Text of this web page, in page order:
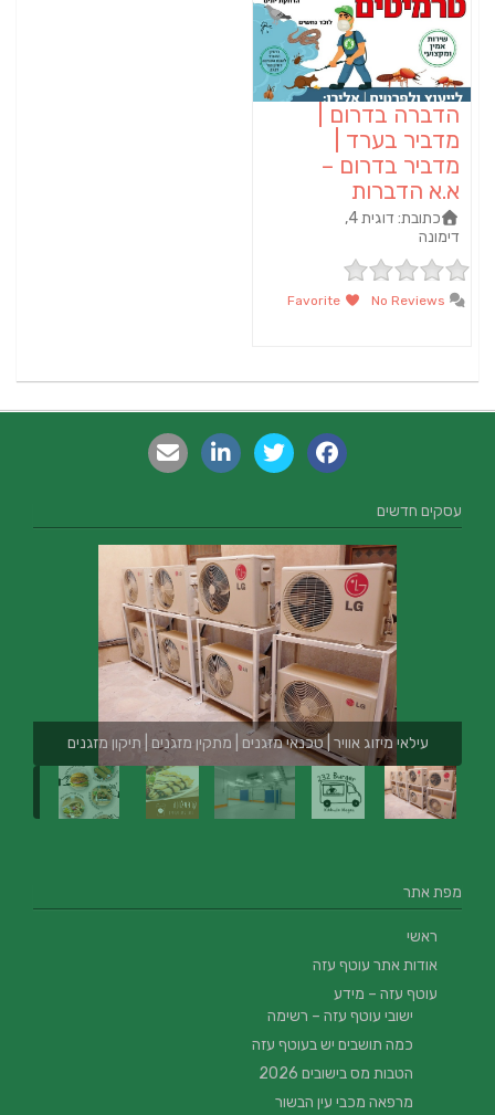
הדברה בדרום |
מדביר בערד |
מדביר בדרום –
א.א הדברות
כתובת:
דוגית 4,
דימונה
עסקים חדשים
עילאי מיזוג אוויר | טכנאי מזגנים | מתקין מזגנים | תיקון מזגנים
מפת אתר
ראשי
אודות אתר עוטף עזה
עוטף עזה – מידע
ישובי עוטף עזה – רשימה
כמה תושבים יש בעוטף עזה
הטבות מס בישובים 2026
מרפאה מכבי עין הבשור